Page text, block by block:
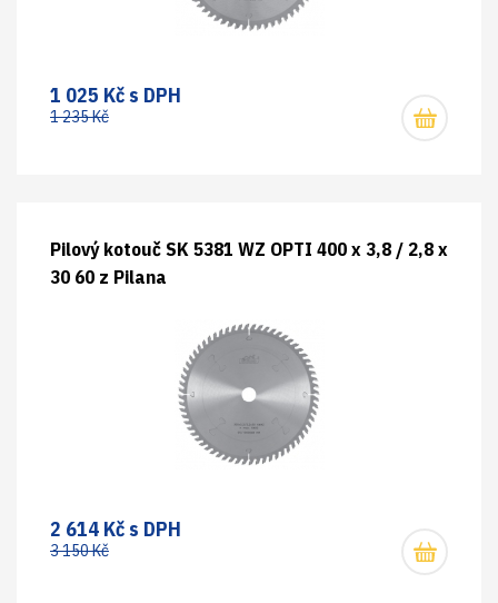
1 025 Kč s DPH
1 235 Kč
Pilový kotouč SK 5381 WZ OPTI 400 x 3,8 / 2,8 x
30 60 z Pilana
2 614 Kč s DPH
3 150 Kč